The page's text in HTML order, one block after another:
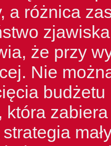
a różnica
że przy
Nie
która